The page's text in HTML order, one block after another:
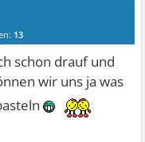
13
schon drauf und
wir uns ja was